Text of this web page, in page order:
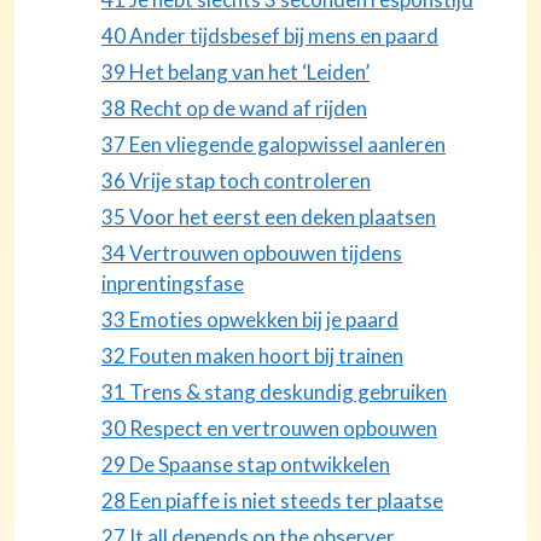
40 Ander tijdsbesef bij mens en paard
39 Het belang van het ‘Leiden’
38 Recht op de wand af rijden
37 Een vliegende galopwissel aanleren
36 Vrije stap toch controleren
35 Voor het eerst een deken plaatsen
34 Vertrouwen opbouwen tijdens
inprentingsfase
33 Emoties opwekken bij je paard
32 Fouten maken hoort bij trainen
31 Trens & stang deskundig gebruiken
30 Respect en vertrouwen opbouwen
29 De Spaanse stap ontwikkelen
28 Een piaffe is niet steeds ter plaatse